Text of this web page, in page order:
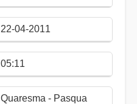
22-04-2011
05:11
Quaresma - Pasqua